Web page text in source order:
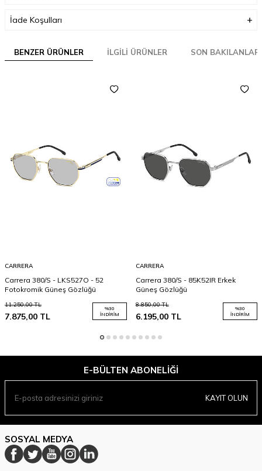
İade Koşulları
BENZER ÜRÜNLER İLGILI ÜRÜNLER SON BAKILANLAR
CARRERA
Carrera 380/S - LKS527O - 52
Fotokromik Güneş Gözlüğü
11.250,00TL
7.875,00 TL
%30
İNDIRIM
CARRERA
Carrera 380/S - 85K52IR Erkek
Güneş Gözlüğü
8.850,00TL
6.195,00TL
%30
İNDIRIM
E-BÜLTEN ABONELIĞI
KAYIT OLUN
SOSYAL MEDYA